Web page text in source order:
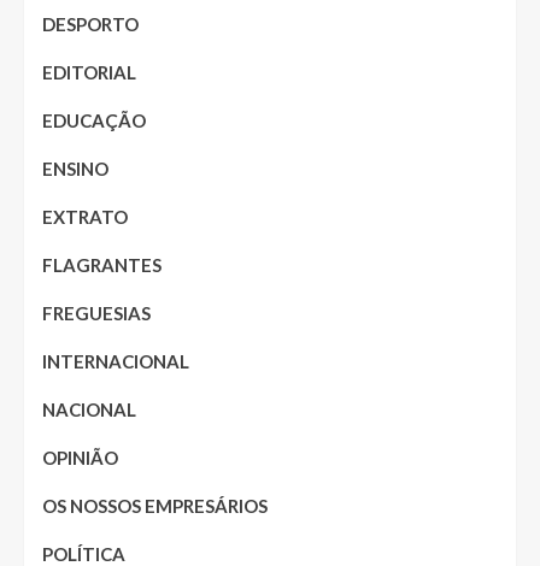
DESPORTO
EDITORIAL
EDUCAÇÃO
ENSINO
EXTRATO
FLAGRANTES
FREGUESIAS
INTERNACIONAL
NACIONAL
OPINIÃO
OS NOSSOS EMPRESÁRIOS
POLÍTICA